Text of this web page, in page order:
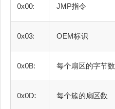
0x00: JMP指令
0x03: OEM标识
0x0B: 每个扇区的字节数
0x0D: 每个簇的扇区数